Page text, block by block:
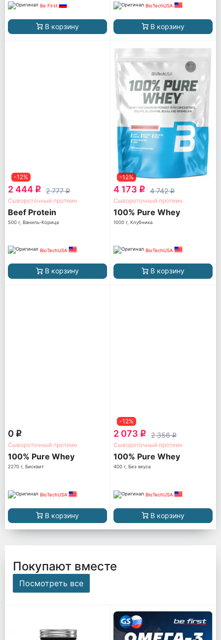
Be First
В корзину
BioTechUSA
В корзину
-12%
2 444 q 2 777q
Сывороточный протеин
Beef Protein
500 г, Ваниль-Корица
BioTechUSA
В корзину
-12%
4 173 q 4 742q
Сывороточный протеин
100% Pure Whey
1000 г, Клубника
BioTechUSA
В корзину
0 q
Сывороточный протеин
100% Pure Whey
2270 г, Бисквит
BioTechUSA
В корзину
-12%
2 073 q 2 356q
Сывороточный протеин
100% Pure Whey
400 г, Без вкуса
BioTechUSA
В корзину
Покупают вместе
Посмотреть все